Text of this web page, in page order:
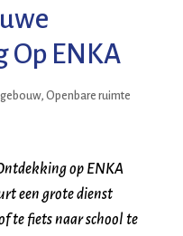
Op ENKA
, Openbare ruimte
op ENKA
een grote dienst
te fiets naar school te